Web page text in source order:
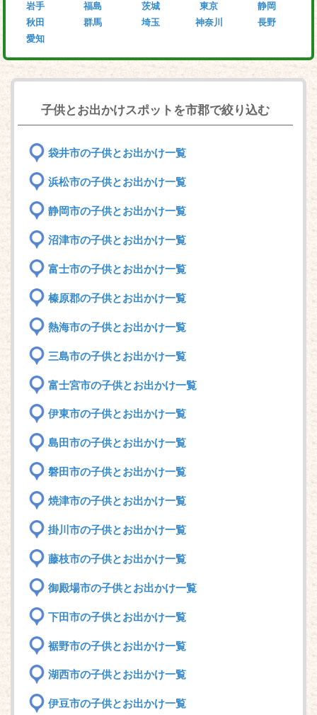
岩手
秋田
愛知
福島
群馬
茨城
埼玉
東京
神奈川
静岡
長野
子供とお出かけスポットを市郡で絞り込む
袋井市の子供とお出かけ一覧
浜松市の子供とお出かけ一覧
静岡市の子供とお出かけ一覧
沼津市の子供とお出かけ一覧
富士市の子供とお出かけ一覧
榛原郡の子供とお出かけ一覧
熱海市の子供とお出かけ一覧
三島市の子供とお出かけ一覧
富士宮市の子供とお出かけ一覧
伊東市の子供とお出かけ一覧
島田市の子供とお出かけ一覧
磐田市の子供とお出かけ一覧
焼津市の子供とお出かけ一覧
掛川市の子供とお出かけ一覧
藤枝市の子供とお出かけ一覧
御殿場市の子供とお出かけ一覧
下田市の子供とお出かけ一覧
裾野市の子供とお出かけ一覧
湖西市の子供とお出かけ一覧
伊豆市の子供とお出かけ一覧